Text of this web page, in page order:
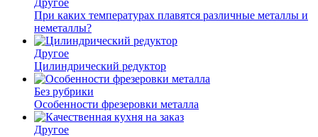
Другое
При каких температурах плавятся различные металлы и
неметаллы?
Другое
Цилиндрический редуктор
Без рубрики
Особенности фрезеровки металла
Другое